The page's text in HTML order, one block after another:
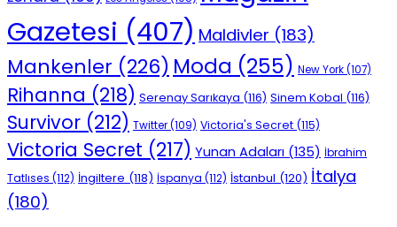
Gazetesi (407) Maldivler (183)
Mankenler (226) Moda (255) New York(107)
Rihanna (218) Serenay Sarıkaya (116) Sinem Kobal (116)
Survivor (212) Twitter(109) Victoria's Secret (115)
Victoria Secret (217) Yunan Adaları (135) İbrahim
Tatlıses (112) İngiltere (118) İspanya (112) İstanbul (120) İtalya
(180)